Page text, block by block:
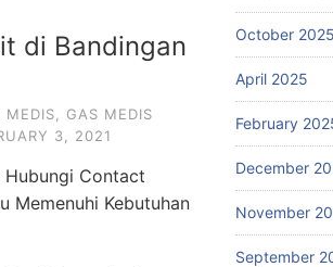
di Bandingan
MEDIS
GAS MEDIS
3, 2021
Hubungi Contact
Memenuhi Kebutuhan
October 2025
April 2025
February
December
November
September